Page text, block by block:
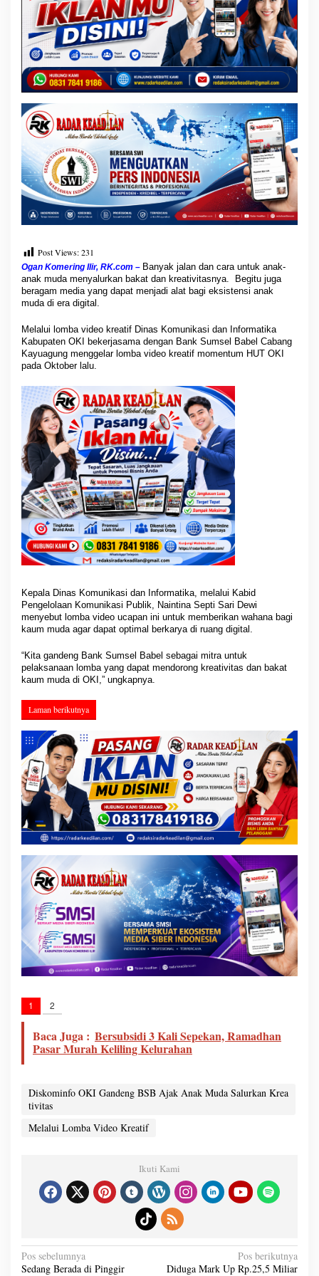
o
O
K
I
G
a
n
d
n
S
B
A
j
a
k
k
M
u
a
S
a
k
a
n
K
r
e
a
t
i
v
i
t
a
s
Post Views:231
Ogan Komering Ilir, RK.com – Banyak jalan dan cara untuk anak-
anak muda menyalurkan bakat dan kreativitasnya. Begitu juga
beragam media yang dapat menjadi alat bagi eksistensi anak
muda di era digital.
Melalui lomba video kreatif Dinas Komunikasi dan Informatika
Kabupaten OKI bekerjasama dengan Bank Sumsel Babel Cabang
Kayuagung menggelar lomba video kreatif momentum HUT OKI
pada Oktober lalu.
Kepala Dinas Komunikasi dan Informatika, melalui Kabid
Pengelolaan Komunikasi Publik, Naintina Septi Sari Dewi
menyebut lomba video ucapan ini untuk memberikan wahana bagi
kaum muda agar dapat optimal berkarya di ruang digital.
“Kita gandeng Bank Sumsel Babel sebagai mitra untuk
pelaksanaan lomba yang dapat mendorong kreativitas dan bakat
kaum muda di OKI,” ungkapnya.
Laman berikutnya
1 2
Baca Juga : Bersubsidi 3 Kali Sepekan, Ramadhan
Pasar Murah Keliling Kelurahan
Diskominfo OKI Gandeng BSB Ajak Anak Muda Salurkan Krea
tivitas
Melalui Lomba Video Kreatif
Ikuti Kami
N
a
v
Pos sebelumnya
Sedang Berada di Pinggir
Pos berikutnya
Diduga Mark Up Rp.25,5 Miliar